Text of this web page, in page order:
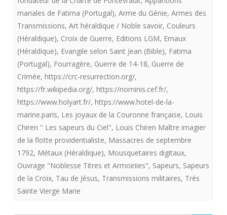
providentialiste
offre
aux
royalistes
Les
sapeurs
Ciel.
mariales de Fatima (Portugal), Arme du Génie, Armes des
Transmissions, Art héraldique / Noble savoir, Couleurs
(Héraldique), Croix de Guerre, Editions LGM, Emaux
(Héraldique), Evangile selon Saint Jean (Bible), Fatima
(Portugal), Fourragère, Guerre de 14-18, Guerre de
Crimée, https://crc-resurrection.org/,
https://fr.wikipedia.org/, https://nominis.cef.fr/,
https://www.holyart.fr/, https://www.hotel-de-la-
marine.paris, Les joyaux de la Couronne française, Louis
Chiren " Les sapeurs du Ciel", Louis Chiren Maître imagier
de la flotte providentialiste, Massacres de septembre
1792, Métaux (Héraldique), Mousquetaires digitaux,
Ouvrage "Noblesse Titres et Armoiriies", Sapeurs, Sapeurs
de la Croix, Tau de Jésus, Transmissions militaires, Trés
Sainte Vierge Marie